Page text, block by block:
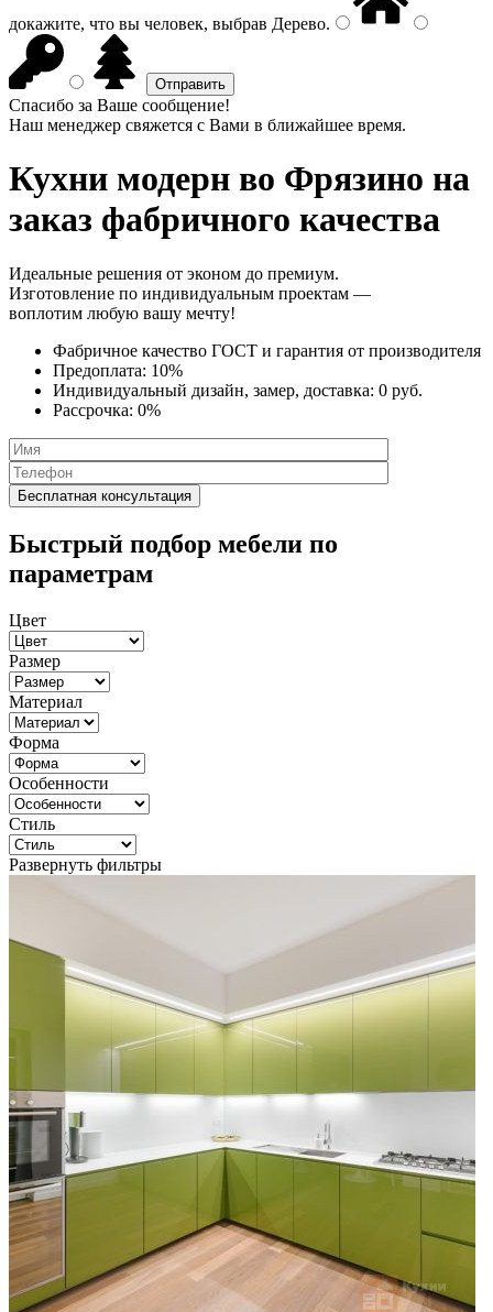
докажите, что вы человек, выбрав Дерево.
Спасибо за Ваше сообщение!
Наш менеджер свяжется с Вами в ближайшее время.
Кухни модерн во Фрязино на
заказ фабричного качества
Идеальные решения от эконом до премиум.
Изготовление по индивидуальным проектам —
воплотим любую вашу мечту!
Фабричное качество ГОСТ и гарантия от производителя
Предоплата: 10%
Индивидуальный дизайн, замер, доставка: 0 руб.
Рассрочка: 0%
Быстрый подбор мебели по
параметрам
Цвет
Размер
Материал
Форма
Особенности
Стиль
Развернуть фильтры